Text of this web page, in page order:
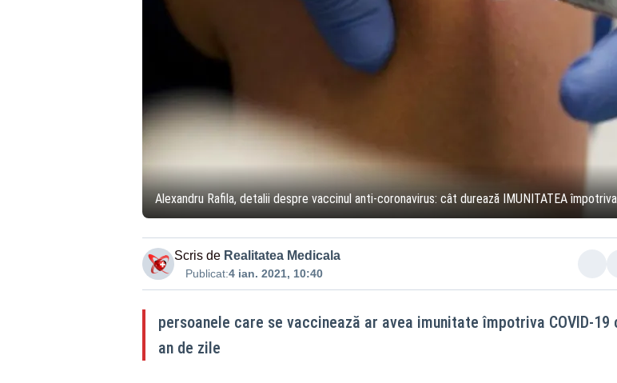
Alexandru Rafila, detalii despre vaccinul anti-coronavirus: cât durează IMUNITATEA
Scris de Realitatea Medicala
Publicat:4 ian. 2021, 10:40
persoanele care se vaccinează ar avea imunitate împotriva COVID-19
an de zile